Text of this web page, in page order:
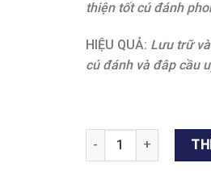
thiện tốt cú đánh
HIỆU QUẢ: Lưu trữ
cú đánh và đâp cầu
WUCHT P3 số lượng